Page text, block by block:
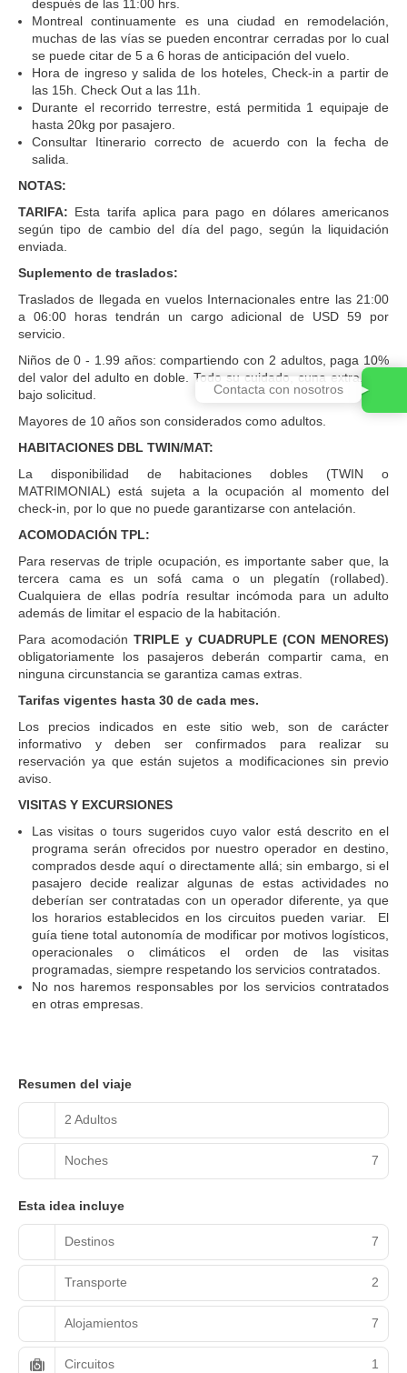
después de las 11:00 hrs.
Montreal continuamente es una ciudad en remodelación,
muchas de las vías se pueden encontrar cerradas por lo cual
se puede citar de 5 a 6 horas de anticipación del vuelo.
Hora de ingreso y salida de los hoteles, Check-in a partir de
las 15h. Check Out a las 11h.
Durante el recorrido terrestre, está permitida 1 equipaje de
hasta 20kg por pasajero.
Consultar Itinerario correcto de acuerdo con la fecha de
salida.
NOTAS:
TARIFA: Esta tarifa aplica para pago en dólares americanos
según tipo de cambio del día del pago, según la liquidación
enviada.
Suplemento de traslados:
Traslados de llegada en vuelos Internacionales entre las 21:00
a 06:00 horas tendrán un cargo adicional de USD 59 por
servicio.
Niños de 0 - 1.99 años: compartiendo con 2 adultos, paga 10%
del valor del adulto en doble. Todo su cuidado, cuna extra, etc,
bajo solicitud.
Mayores de 10 años son considerados como adultos.
HABITACIONES DBL TWIN/MAT:
La disponibilidad de habitaciones dobles (TWIN o
MATRIMONIAL) está sujeta a la ocupación al momento del
check-in, por lo que no puede garantizarse con antelación.
ACOMODACIÓN TPL:
Para reservas de triple ocupación, es importante saber que, la
tercera cama es un sofá cama o un plegatín (rollabed).
Cualquiera de ellas podría resultar incómoda para un adulto
además de limitar el espacio de la habitación.
Para acomodaciónTRIPLE y CUADRUPLE (CON MENORES)
obligatoriamente los pasajeros deberán compartir cama, en
ninguna circunstancia se garantiza camas extras.
Tarifas vigentes hasta 30 de cada mes.
Los precios indicados en este sitio web, son de carácter
informativo y deben ser confirmados para realizar su
reservación ya que están sujetos a modificaciones sin previo
aviso.
VISITAS Y EXCURSIONES
Las visitas o tours sugeridos cuyo valor está descrito en el
programa serán ofrecidos por nuestro operador en destino,
comprados desde aquí o directamente allá; sin embargo, si el
pasajero decide realizar algunas de estas actividades no
deberían ser contratadas con un operador diferente, ya que
los horarios establecidos en los circuitos pueden variar. El
guía tiene total autonomía de modificar por motivos logísticos,
operacionales o climáticos el orden de las visitas
programadas, siempre respetando los servicios contratados.
No nos haremos responsables por los servicios contratados
en otras empresas.
Resumen del viaje
2 Adultos
Noches 7
Esta idea incluye
Destinos 7
Transporte 2
Alojamientos 7
Circuitos 1
Contacta con nosotros